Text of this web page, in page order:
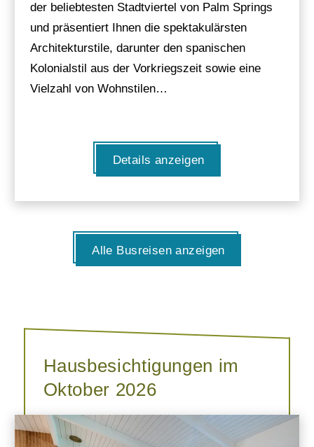
der beliebtesten Stadtviertel von Palm Springs
und präsentiert Ihnen die spektakulärsten
Architekturstile, darunter den spanischen
Kolonialstil aus der Vorkriegszeit sowie eine
Vielzahl von Wohnstilen…
Details anzeigen
Alle Busreisen anzeigen
Hausbesichtigungen im
Oktober 2026